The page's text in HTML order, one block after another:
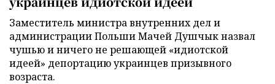
Заместитель министра внутренних дел и
администрации Польши Мачей Душчык назвал
чушью и ничего не решающей «идиотской
идеей» депортацию украинцев призывного
возраста.